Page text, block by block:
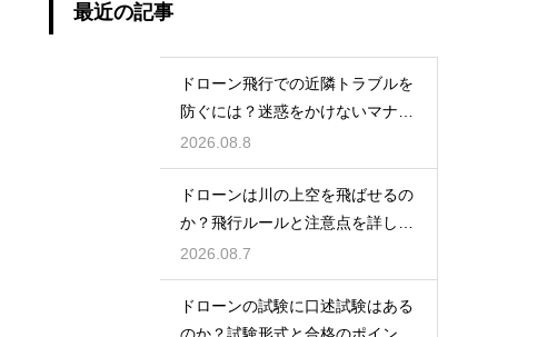
最近の記事
ドローン飛行での近隣トラブルを
防ぐには？迷惑をかけないマナー
と対策
2026.08.8
ドローンは川の上空を飛ばせるの
か？飛行ルールと注意点を詳しく
解説
2026.08.7
ドローンの試験に口述試験はある